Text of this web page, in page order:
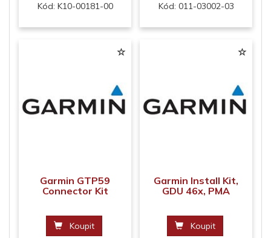
Kód: K10-00181-00 Kód: 011-03002-03
Garmin GTP59
Connector Kit
Koupit
Garmin Install Kit,
GDU 46x, PMA
Koupit